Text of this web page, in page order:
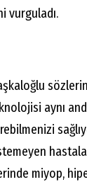
vurguladı.
aynı
miyop,